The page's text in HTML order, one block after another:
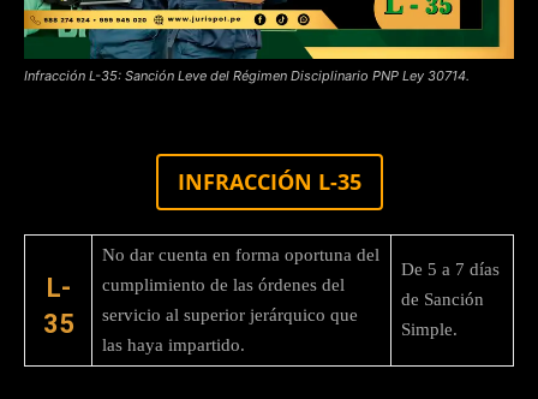
Infracción L-35: Sanción Leve del Régimen Disciplinario PNP Ley 30714.
INFRACCIÓN L-35
L-
35
No dar cuenta en forma oportuna del
cumplimiento de las órdenes del
servicio al superior jerárquico que
las haya impartido.
De 5 a 7 días
de Sanción
Simple.